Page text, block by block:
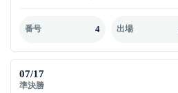
番号 4 出場
07/17
準決勝